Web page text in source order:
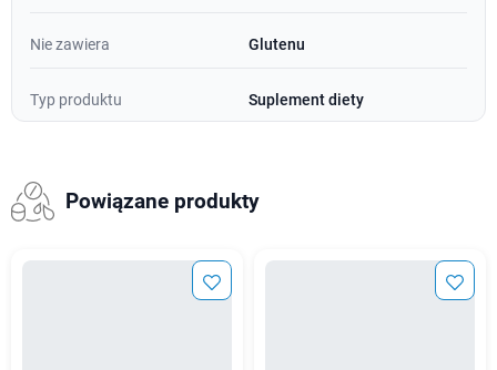
Nie zawiera Glutenu
Typ produktu Suplement diety
Powiązane produkty